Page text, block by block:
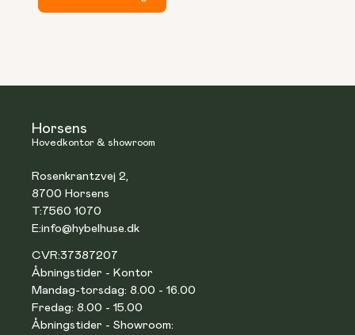
Horsens
Hovedkontor & showroom
Rosenkrantzvej 2,
8700 Horsens
T:7560 1070
E:info@hybelhuse.dk
CVR:37387207
Åbningstider - Kontor
Mandag-torsdag: 8.00 - 16.00
Fredag: 8.00 - 15.00
Åbningstider - Showroom: